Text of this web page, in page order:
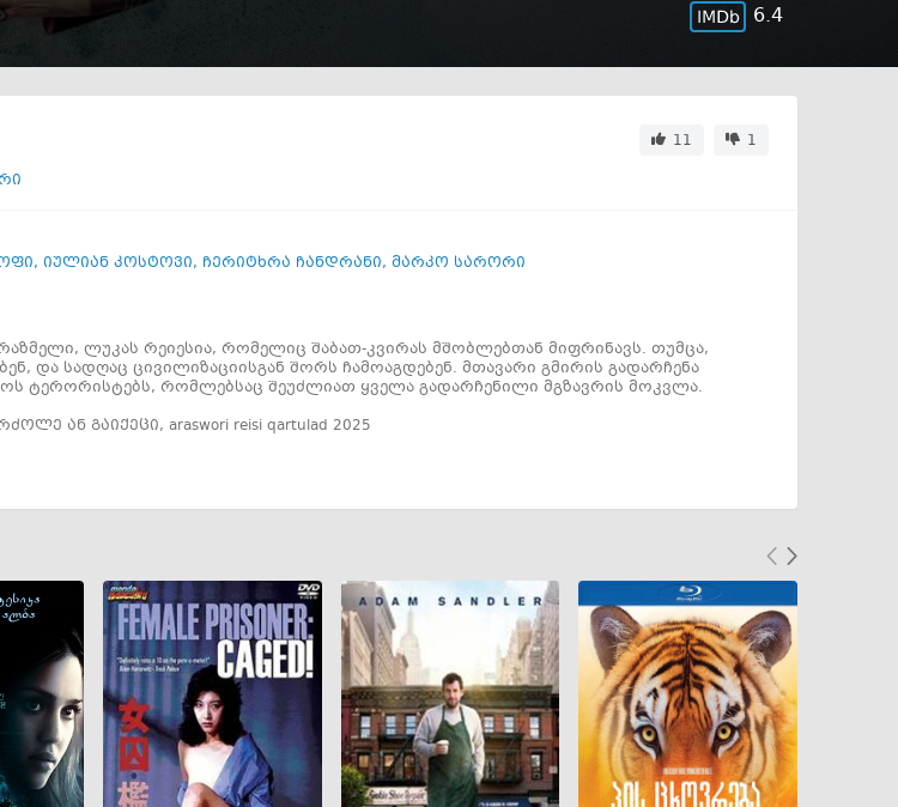
6.4
11
1
, იულიან კოსტოვი, ჩერიტხრა ჩანდრანი, მარკო სარორი
ლუკას რეიესია, რომელიც შაბათ-კვირას მშობლებთან მიფრინავს. თუმცა,
და სადღაც ცივილიზაციისგან შორს ჩამოაგდებენ. მთავარი გმირის გადარჩენა
ტერორისტებს, რომლებსაც შეუძლიათ ყველა გადარჩენილი მგზავრის მოკვლა.
ან გაიქეცი, araswori reisi qartulad 2025